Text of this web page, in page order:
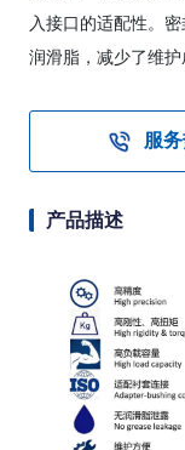
入接口的适配性。
润滑脂，减少了维护
服
产品描述